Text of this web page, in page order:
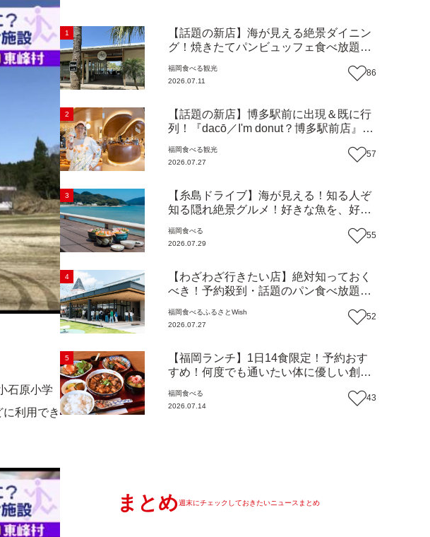
石原小学
利用でき
1
【話題の新店】海が見える絶景ダイニン
グ！焼きたてパンビュッフェ食べ放題で
『Ibiza Beach Cafe』（福岡・糸島市）
福岡食べる観光
2026.07.11
86
2
【話題の新店】博多駅前に出現＆既に行
列！『dacō／I'm donut？博多駅前店』徹
た楽しみ方＆イチオシメニューも紹介！
福岡食べる観光
2026.07.27
57
3
【糸島ドライブ】海が見える！知る人ぞ
知る隠れ絶景グルメ！好きな魚を、好き
はん食堂』（福岡市西区）【まち歩き】
福岡食べる
2026.07.29
55
4
【わざわざ行きたい店】絶対知っておく
べき！予約殺到・話題のパン食べ放題が
ン『bound garden』（福岡・新宮町）
福岡食べるふるさとWish
2026.07.27
52
5
【福岡ランチ】1日14食限定！予約おす
すめ！何度でも通いたい体に優しい創作
市）【まち歩き】
福岡食べる
2026.07.14
43
まとめ週末にチェックしておきたいニュースまとめ